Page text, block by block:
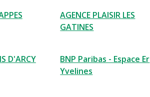
AGENCE PLAISIR LES
GATINES
D'ARCY
BNP Paribas - Espace Er
Yvelines